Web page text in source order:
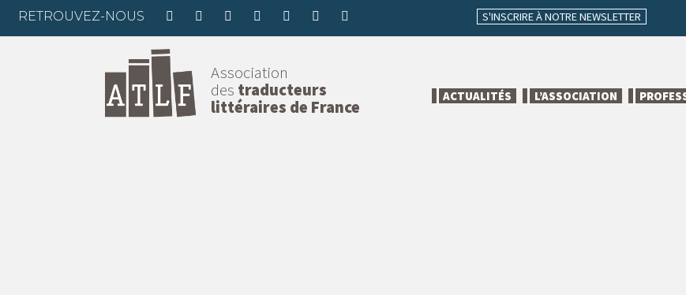
RETROUVEZ-NOUS S'INSCRIRE À NOTRE NEWSLETTER
Association
des traducteurs
littéraires de France
ACTUALITÉS L’ASSOCIATION